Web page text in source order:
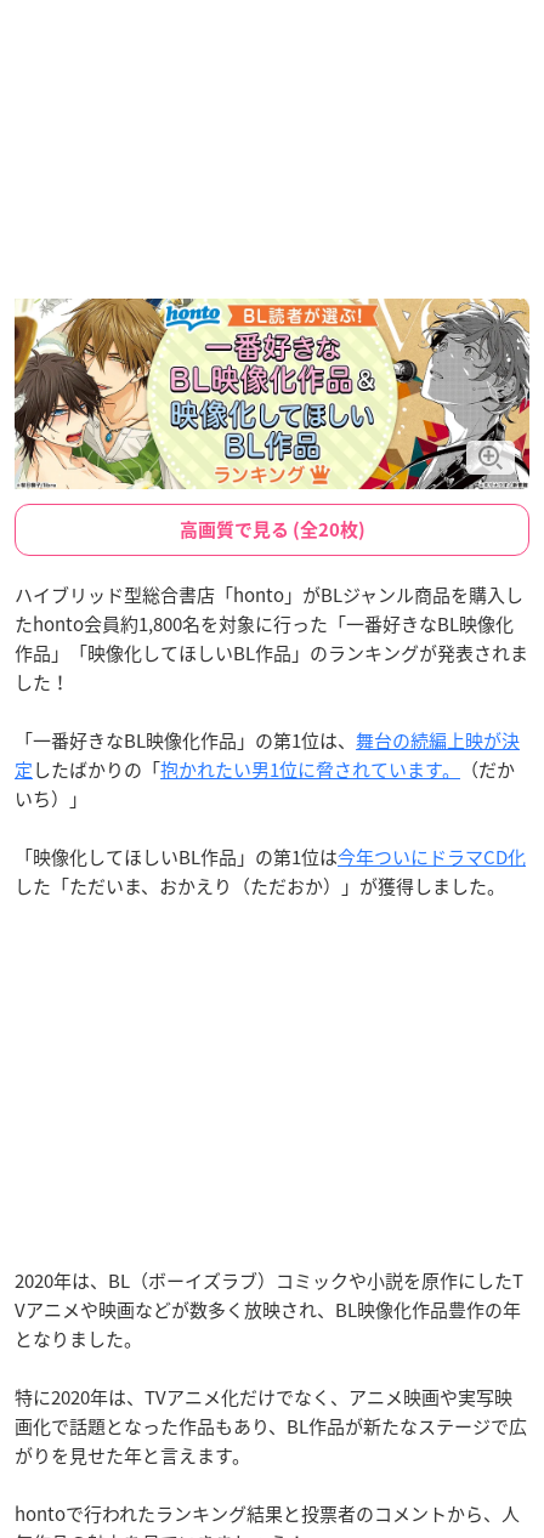
高画質で見る (全20枚)
ハイブリッド型総合書店「honto」がBLジャンル商品を購入し
たhonto会員約1,800名を対象に行った「一番好きなBL映像化
作品」「映像化してほしいBL作品」のランキングが発表されま
した！
「一番好きなBL映像化作品」の第1位は、 舞台の続編上映が決
定したばかりの「抱かれたい男1位に脅されています。
（だか
いち）」
「映像化してほしいBL作品」の第1位は今年ついにドラマCD化
した「ただいま、おかえり（ただおか）」が獲得しました。
2020年は、BL（ボーイズラブ）コミックや小説を原作にしたT
Vアニメや映画などが数多く放映され、BL映像化作品豊作の年
となりました。
特に2020年は、TVアニメ化だけでなく、アニメ映画や実写映
画化で話題となった作品もあり、BL作品が新たなステージで広
がりを見せた年と言えます。
hontoで行われたランキング結果と投票者のコメントから、人